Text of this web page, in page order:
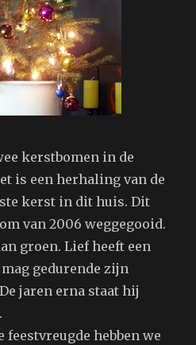
kerstbomen in de
is een herhaling van de
kerst in dit huis. Dit
van 2006 weggegooid.
groen. Lief heeft een
gedurende zijn
jaren erna staat hij
hebben we